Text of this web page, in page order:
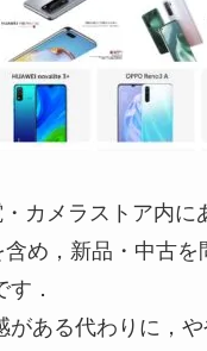
カメラストア内に
め，新品・中古を
．
がある代わりに，